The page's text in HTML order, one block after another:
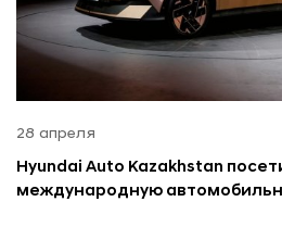
28 апреля
Hyundai Auto Kazakhstan
международную